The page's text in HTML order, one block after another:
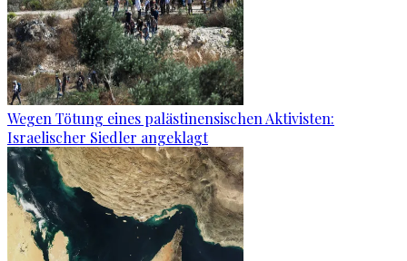
Wegen Tötung eines palästinensischen Aktivisten:
Israelischer Siedler angeklagt